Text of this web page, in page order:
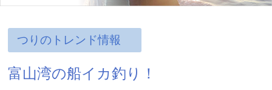
つりのトレンド情報
富山湾の船イカ釣り！